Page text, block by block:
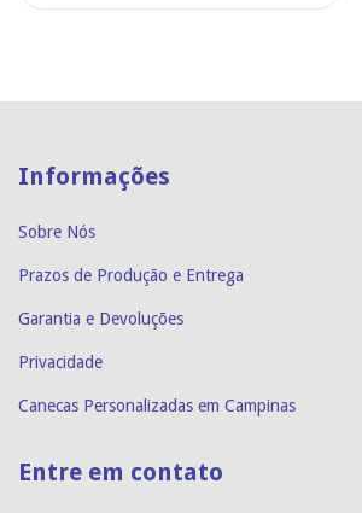
Informações
Sobre Nós
Prazos de Produção e Entrega
Garantia e Devoluções
Privacidade
Canecas Personalizadas em Campinas
Entre em contato